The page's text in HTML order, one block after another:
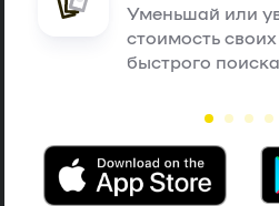
Уменьшай или
стоимость
быстрого